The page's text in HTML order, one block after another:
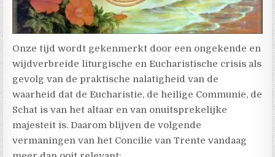
Onze tijd wordt gekenmerkt door een ongekende en
wijdverbreide liturgische en Eucharistische crisis als
gevolg van de praktische nalatigheid van de
waarheid dat de Eucharistie, de heilige Communie, de
Schat is van het altaar en van onuitsprekelijke
majesteit is. Daarom blijven de volgende
vermaningen van het Concilie van Trente vandaag